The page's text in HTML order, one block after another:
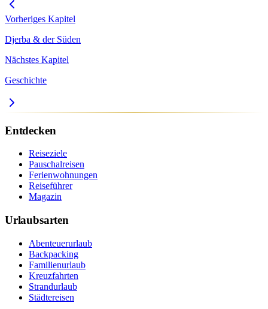
Vorheriges Kapitel
Djerba & der Süden
Nächstes Kapitel
Geschichte
Entdecken
Reiseziele
Pauschalreisen
Ferienwohnungen
Reiseführer
Magazin
Urlaubsarten
Abenteuerurlaub
Backpacking
Familienurlaub
Kreuzfahrten
Strandurlaub
Städtereisen